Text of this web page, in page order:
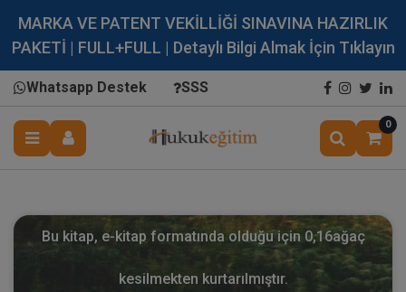
MARKA VE PATENT VEKİLLİĞİ SINAVINA HAZIRLIK
PAKETİ | FULL+FULL | Detaylı Bilgi Almak İçin Tıklayın
Whatsapp Destek SSS
0
Bu kitap, e-kitap formatında olduğu için 0,16ağaç
kesilmekten kurtarılmıştır.